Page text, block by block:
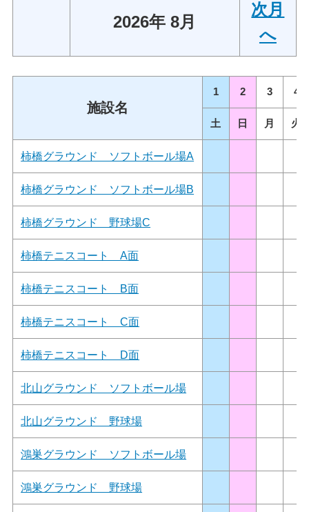
2026年 8月
次月
へ
施設名
1 2 3 4
土 日 月 火
柿橋グラウンド ソフトボール場A
柿橋グラウンド ソフトボール場B
柿橋グラウンド 野球場C
柿橋テニスコート A面
柿橋テニスコート B面
柿橋テニスコート C面
柿橋テニスコート D面
北山グラウンド ソフトボール場
北山グラウンド 野球場
鴻巣グラウンド ソフトボール場
鴻巣グラウンド 野球場